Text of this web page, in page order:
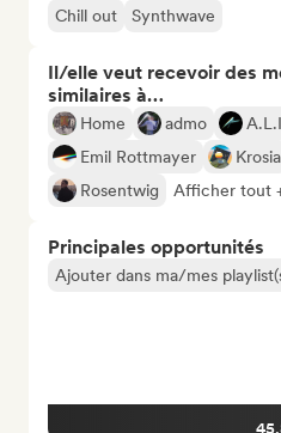
Chill out Synthwave
Il/elle veut recevoir des
similaires à…
Home admo
Emil Rottmayer
Krosia
Rosentwig
Afficher tout
Principales opportunités
Ajouter dans ma/mes